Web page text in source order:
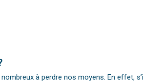
à perdre nos moyens. En effet,